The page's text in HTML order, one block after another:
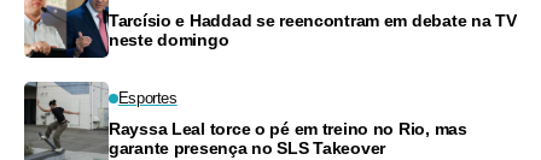
Tarcísio e Haddad se reencontram em debate na TV
neste domingo
Esportes
Rayssa Leal torce o pé em treino no Rio, mas
garante presença no SLS Takeover